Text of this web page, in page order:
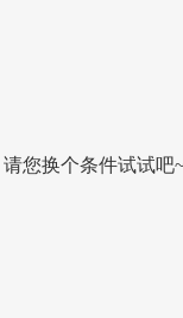
您换个条件试试吧